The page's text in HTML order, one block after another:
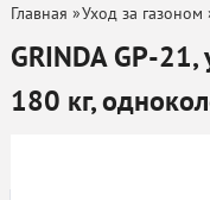
Главная »Уход за газоном
GRINDA GP-
180 кг,